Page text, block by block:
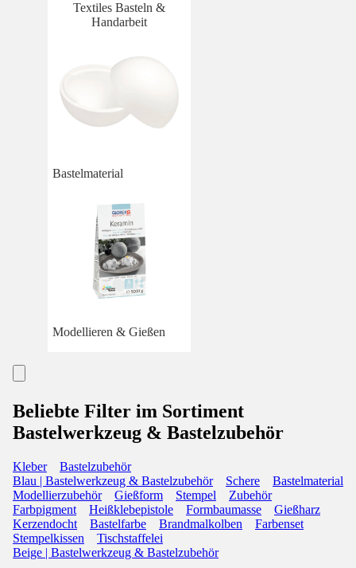
Textiles Basteln &
Handarbeit
Bastelmaterial
Modellieren & Gießen
Beliebte Filter im Sortiment
Bastelwerkzeug & Bastelzubehör
Kleber
Bastelzubehör
Blau | Bastelwerkzeug & Bastelzubehör
Schere
Bastelmaterial
Modellierzubehör
Gießform Stempel
Zubehör
Farbpigment
Heißklebepistole Formbaumasse
Gießharz
Kerzendocht
Bastelfarbe Brandmalkolben
Farbenset
Stempelkissen
Tischstaffelei
Beige | Bastelwerkzeug & Bastelzubehör